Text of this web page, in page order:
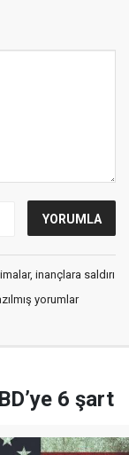
inançlara saldırı
yorumlar
6 şart